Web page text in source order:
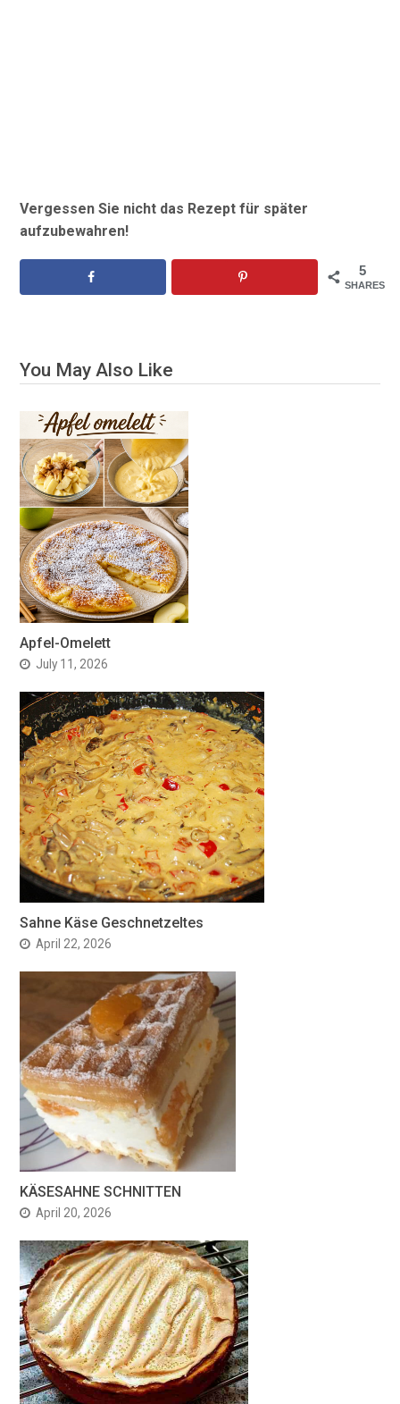
Vergessen Sie nicht das Rezept für später
aufzubewahren!
5
SHARES
You May Also Like
Apfel-Omelett
July 11, 2026
Sahne Käse Geschnetzeltes
April 22, 2026
KÄSESAHNE SCHNITTEN
April 20, 2026